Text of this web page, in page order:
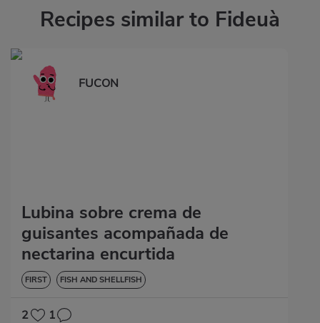
Recipes similar to Fideuà
FUCON
Lubina sobre crema de
guisantes acompañada de
nectarina encurtida
FIRST FISH AND SHELLFISH
2 1